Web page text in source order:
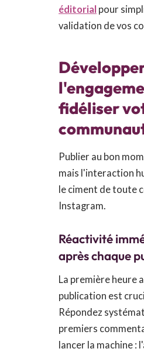
éditorial pour
validation de vos
fidéliser
Publier au bon
mais l'interaction
le ciment de toute
Instagram.
Réactivité
après chaque
La première heure
publication est
Répondez
premiers
lancer la machine :